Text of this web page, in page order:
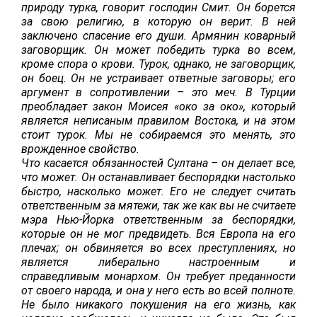
природу турка, говорит господин Смит. Он борется
за свою религию, в которую он верит. В ней
заключено спасение его души. Армянин коварный
заговорщик. Он может победить турка во всем,
кроме спора о крови. Турок, однако, не заговорщик,
он боец. Он не устраивает ответные заговоры; его
аргумент в сопротивлении – это меч. В Турции
преобладает закон Моисея «око за око», который
является неписаным правилом Востока, и на этом
стоит турок. Мы не собираемся это менять, это
врожденное свойство.
Что касается обязанностей Султана – он делает все,
что может. Он останавливает беспорядки настолько
быстро, насколько может. Его не следует считать
ответственным за мятежи, так же как вы не считаете
мэра Нью-Йорка ответственным за беспорядки,
которые он не мог предвидеть. Вся Европа на его
плечах; он обвиняется во всех преступлениях, но
является либерально настроенным и
справедливым монархом. Он требует преданности
от своего народа, и она у него есть во всей полноте.
Не было никакого покушения на его жизнь, как